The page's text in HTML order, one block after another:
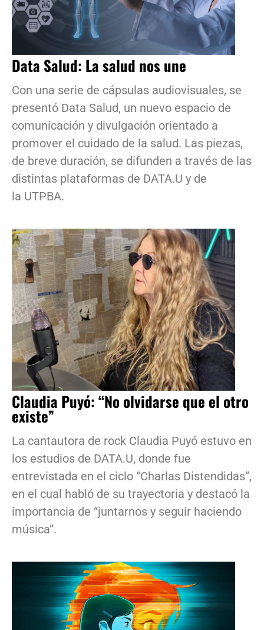
Data Salud: La salud nos une
Con una serie de cápsulas audiovisuales, se
presentó Data Salud, un nuevo espacio de
comunicación y divulgación orientado a
promover el cuidado de la salud. Las piezas,
de breve duración, se difunden a través de las
distintas plataformas de DATA.U y de
la UTPBA.
Claudia Puyó: “No olvidarse que el otro
existe”
La cantautora de rock Claudia Puyó estuvo en
los estudios de DATA.U, donde fue
entrevistada en el ciclo “Charlas Distendidas”,
en el cual habló de su trayectoria y destacó la
importancia de “juntarnos y seguir haciendo
música”.